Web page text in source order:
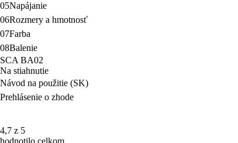
05Napájanie
06Rozmery a hmotnosť
07Farba
08Balenie
SCA BA02
Na stiahnutie
Návod na použitie (SK)
Prehlásenie o zhode
4,7 z 5
hodnotilo celkom